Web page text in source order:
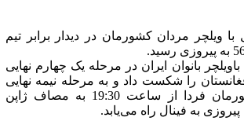
ویلچر مردان کشورمان در دیدار برابر تیم
بانوان ایران در مرحله یک چهارم نهایی
نتیجه 49 بر 13 افغانستان را شکست داد و به مرحله نیمه نهایی
راه یافت. تیم کشورمان فردا از ساعت 19:30 به مصاف ژاپن
به فینال راه می‌یابد.